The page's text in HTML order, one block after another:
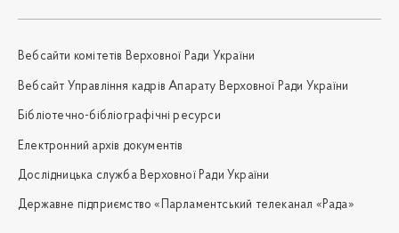
Вебсайти комітетів Верховної Ради України
Вебсайт Управління кадрів Апарату Верховної Ради України
Бібліотечно-бібліографічні ресурси
Електронний архів документів
Дослідницька служба Верховної Ради України
Державне підприємство «Парламентський телеканал «Рада»